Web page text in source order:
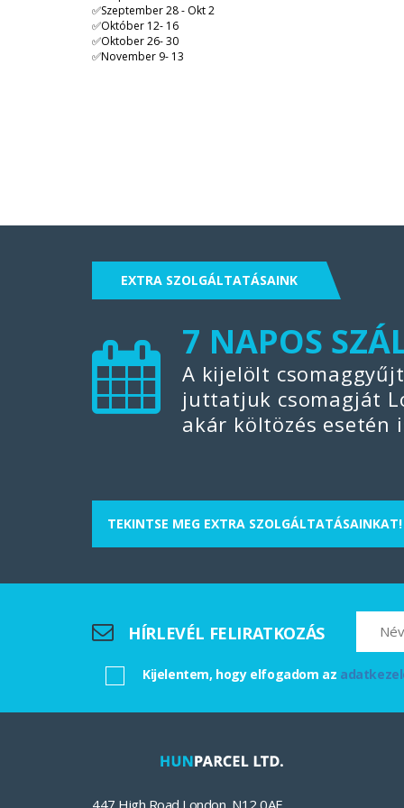
✅Szeptember 28 - Okt 2
✅Október 12- 16
✅Oktober 26- 30
✅November 9- 13
EXTRA SZOLGÁLTATÁSAINK
7 NAPOS
A kijelölt
juttatjuk csomagját
akár költözés esetén
FIX
Az elmúlt néhány
Magyarország és
csomagküldésről
TEKINTSE MEG EXTRA SZOLGÁLTATÁSAINKAT!
HÍRLEVÉL FELIRATKOZÁS
Kijelentem, hogy elfogadom az
447 High Road London N12 0AF